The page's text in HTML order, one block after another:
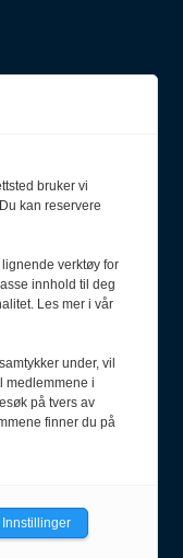
bruker vi
kan reservere
verktøy for
innhold til deg
Les mer i vår
under, vil
medlemmene i
på tvers av
finner du på
Innstillinger